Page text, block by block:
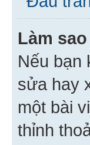
Làm
Nếu bạn
sửa hay
một bài
thỉnh